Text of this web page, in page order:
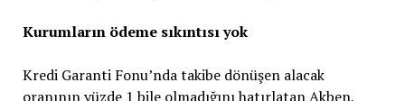
Kurumların ödeme sıkıntısı yok
Kredi Garanti Fonu’nda takibe dönüşen alacak
oranının yüzde 1 bile olmadığını hatırlatan Akben,